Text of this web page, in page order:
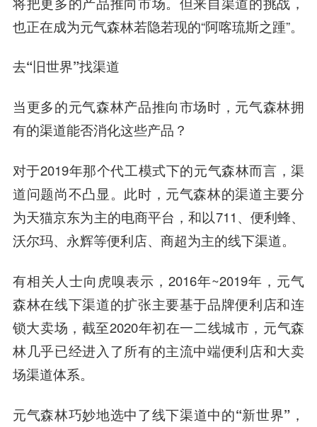
也正在成为元气森林若隐若现的“阿喀琉斯之踵”。
去“旧世界”找渠道
当更多的元气森林产品推向市场时，元气森林拥
有的渠道能否消化这些产品？
对于2019年那个代工模式下的元气森林而言，渠
道问题尚不凸显。此时，元气森林的渠道主要分
为天猫京东为主的电商平台，和以711、便利蜂、
沃尔玛、永辉等便利店、商超为主的线下渠道。
有相关人士向虎嗅表示，2016年~2019年，元气
森林在线下渠道的扩张主要基于品牌便利店和连
锁大卖场，截至2020年初在一二线城市，元气森
林几乎已经进入了所有的主流中端便利店和大卖
场渠道体系。
元气森林巧妙地选中了线下渠道中的“新世界” ，